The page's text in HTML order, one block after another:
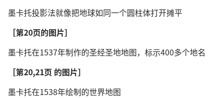
墨卡托投影法就像把地球如同一个圆柱体打开摊平
［第20页的图片］
墨卡托在1537年制作的圣经圣地地图，标示400多个地名
［第20,21页 的图片］
墨卡托在1538年绘制的世界地图